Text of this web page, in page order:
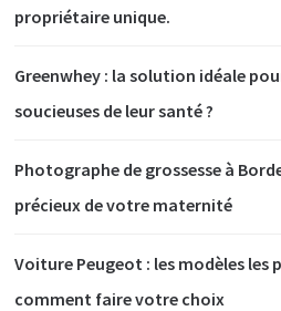
propriétaire unique.
Greenwhey : la solution idéale
soucieuses de leur santé ?
Photographe de grossesse à
précieux de votre maternité
Voiture Peugeot : les modèles les
comment faire votre choix